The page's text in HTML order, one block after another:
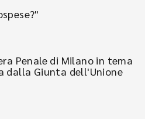
Penale di Milano in tema
dalla Giunta dell'Unione